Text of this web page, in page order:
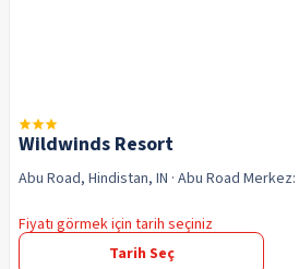
Wildwinds Resort
Abu Road, Hindistan, IN · Abu Road Merkez:
Fiyatı görmek için tarih seçiniz
Tarih Seç